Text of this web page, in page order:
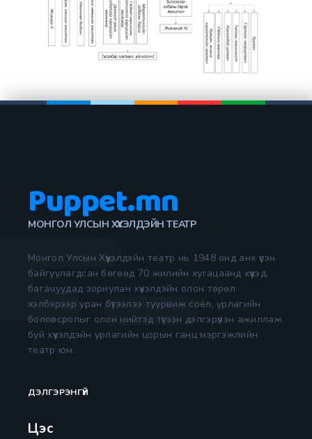
Puppet.mn
МОНГОЛ УЛСЫН ХҮҮХЭЛДЭЙН ТЕАТР
Монгол Улсын Хүүхэлдэйн театр нь 1948 онд анх үүсэн
байгуулагдсан бөгөөд 70 жилийн хугацаанд хүүхэд,
багачуудад зориулан хүүхэлдэйн олон төрөл
хэлбэрээр уран бүтээлээ туурвиж соёл, урлагийн
боловсролыг олон нийтэд түгээн дэлгэрүүлэн ажиллаж
буй хүүхэлдэйн урлагийн цорын ганц мэргэжлийн
театр юм.
ДЭЛГЭРЭНГҮЙ
Цэс